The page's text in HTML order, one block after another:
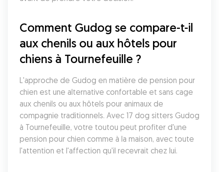
Comment Gudog se compare-t-il
aux chenils ou aux hôtels pour
chiens à Tournefeuille ?
L'approche de Gudog en matière de pension pour
chien est une alternative confortable et sans cage
aux chenils ou aux hôtels pour animaux de
compagnie traditionnels. Avec 17 dog sitters Gudog
à Tournefeuille, votre toutou peut profiter d'une
pension pour chien comme à la maison, avec toute
l'attention et l'affection qu'il recevrait chez lui.